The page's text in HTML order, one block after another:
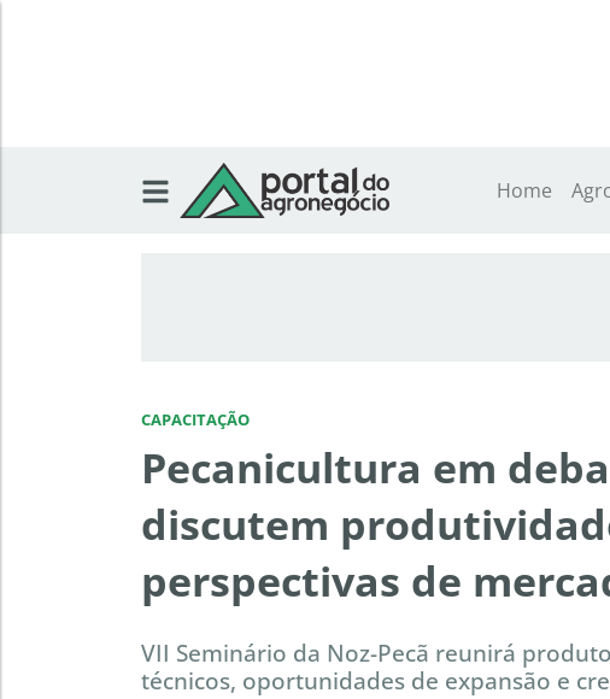
Home
CAPACITAÇÃO
Pecanicultura em
discutem
perspectivas de
VII Seminário da Noz-Pecã reunirá
técnicos, oportunidades de expansão e